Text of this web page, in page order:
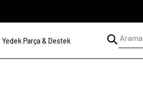
Yedek Parça & Destek